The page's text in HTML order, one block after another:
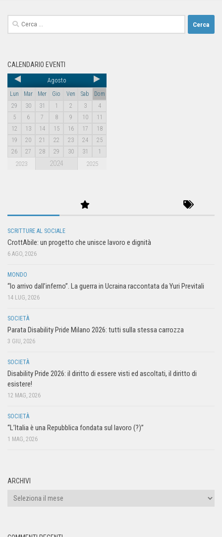
CALENDARIO EVENTI
Agosto
Lun Mar Mer Gio Ven Sab
Dom
29
30 31 1 2 3
4
5
6 7 8 9 10
11
12
13 14 15 16 17
18
19
20 21 22 23 24
25
26
27 28 29 30 31 1
2023 2024 2025
SCRITTURE AL SOCIALE
CrottAbile: un progetto che unisce lavoro e dignità
6 AGO, 2026
MONDO
“Io arrivo dall’inferno”. La guerra in Ucraina raccontata da Yuri Previtali
14 LUG, 2026
SOCIETÀ
Parata Disability Pride Milano 2026: tutti sulla stessa carrozza
3 GIU, 2026
SOCIETÀ
Disability Pride 2026: il diritto di essere visti ed ascoltati, il diritto di
esistere!
12 MAG, 2026
SOCIETÀ
“L’Italia è una Repubblica fondata sul lavoro (?)”
1 MAG, 2026
ARCHIVI